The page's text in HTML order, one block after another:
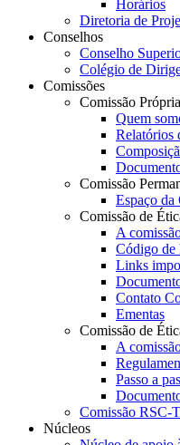
Horários
Diretoria de
Conselhos
Conselho
Colégio de
Comissões
Comissão
Quem
Relatórios
Comissão
Espaço da
Comissão de
A
Código de
Links
Contato
Ementas
Comissão de
A
Passo a
Comissão RSC-
Núcleos